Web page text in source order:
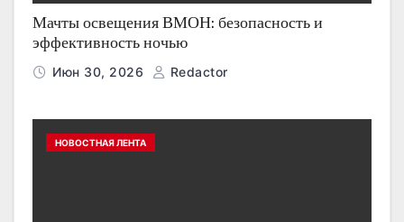
Мачты освещения ВМОН: безопасность и
эффективность ночью
Июн 30, 2026 Redactor
НОВОСТНАЯ ЛЕНТА